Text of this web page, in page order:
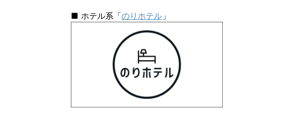
■ ホテル系「のりホテル 」